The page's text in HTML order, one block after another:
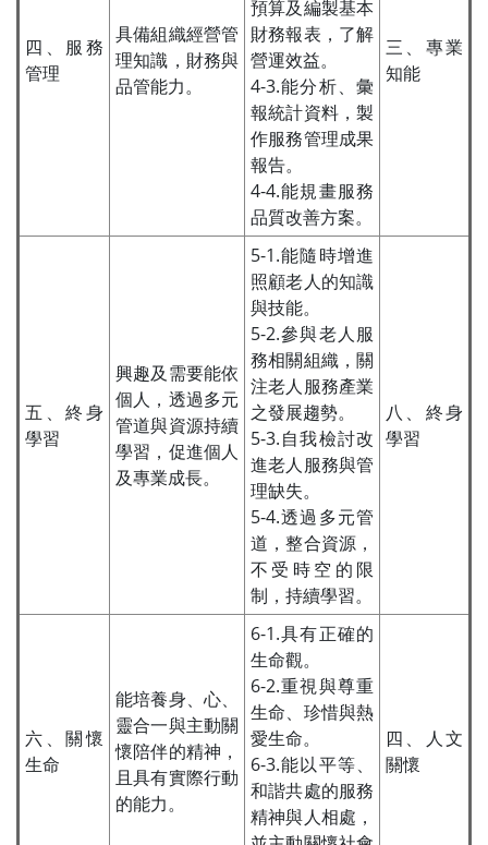
四、服務
管理
具備組織經營管
理知識，財務與
品管能力。
預算及編製基本
財務報表，了解
營運效益。
4-3.能分析、彙
報統計資料，製
作服務管理成果
報告。
4-4.能規畫服務
品質改善方案。
三、專業
知能
五、終身
學習
興趣及需要能依
個人，透過多元
管道與資源持續
學習，促進個人
及專業成長。
5-1.能隨時增進
照顧老人的知識
與技能。
5-2.參與老人服
務相關組織，關
注老人服務產業
之發展趨勢。
5-3.自我檢討改
進老人服務與管
理缺失。
5-4.透過多元管
道，整合資源，
不受時空的限
制，持續學習。
八、終身
學習
六、關懷
生命
能培養身、心、
靈合一與主動關
懷陪伴的精神，
且具有實際行動
的能力。
6-1.具有正確的
生命觀。
6-2.重視與尊重
生命、珍惜與熱
愛生命。
6-3.能以平等、
和諧共處的服務
精神與人相處，
四、人文
關懷